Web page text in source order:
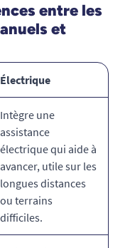
entre les
et
Électrique
Intègre une
assistance
électrique qui aide à
avancer, utile sur les
longues distances
ou terrains
difficiles.